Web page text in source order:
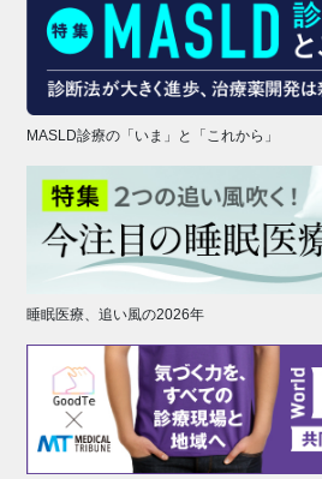
MASLD診療の「いま」と「これから」
睡眠医療、追い風の2026年